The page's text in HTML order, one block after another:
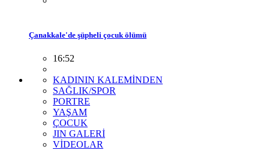
Çanakkale'de şüpheli çocuk ölümü
16:52
KADININ KALEMİNDEN
SAĞLIK/SPOR
PORTRE
YAŞAM
ÇOCUK
JIN GALERİ
VİDEOLAR